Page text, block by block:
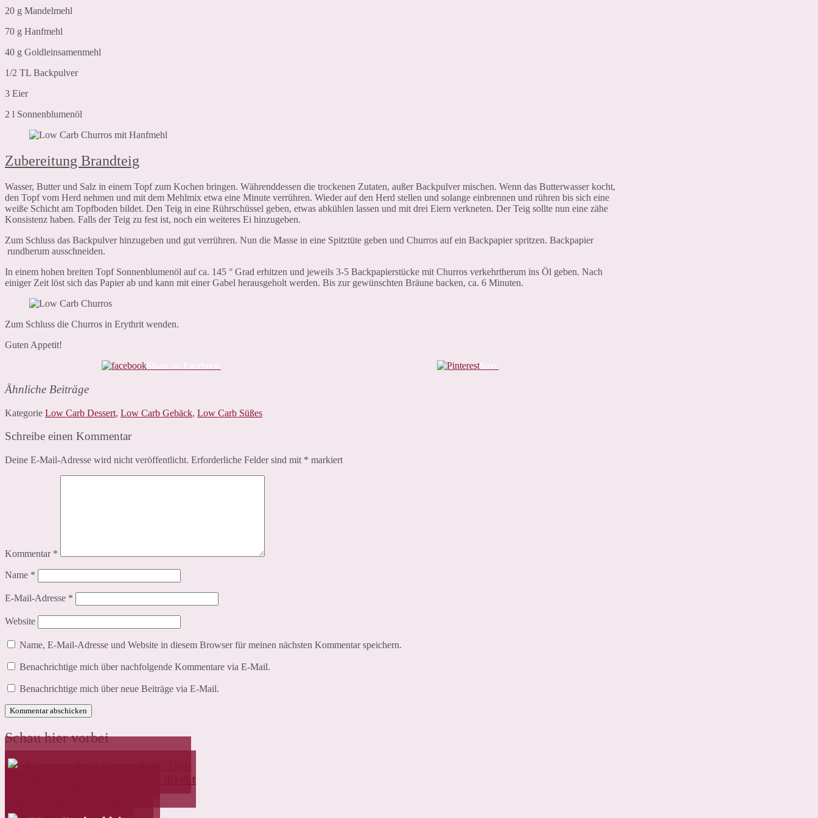
20 g Mandelmehl
70 g Hanfmehl
40 g Goldleinsamenmehl
1/2 TL Backpulver
3 Eier
2 l Sonnenblumenöl
Zubereitung Brandteig
Wasser, Butter und Salz in einem Topf zum Kochen bringen. Währenddessen die trockenen Zutaten, außer Backpulver mischen. Wenn das Butterwasser kocht,
den Topf vom Herd nehmen und mit dem Mehlmix etwa eine Minute verrühren. Wieder auf den Herd stellen und solange einbrennen und rühren bis sich eine
weiße Schicht am Topfboden bildet. Den Teig in eine Rührschüssel geben, etwas abkühlen lassen und mit drei Eiern verkneten. Der Teig sollte nun eine zähe
Konsistenz haben. Falls der Teig zu fest ist, noch ein weiteres Ei hinzugeben.
Zum Schluss das Backpulver hinzugeben und gut verrühren. Nun die Masse in eine Spitztüte geben und Churros auf ein Backpapier spritzen. Backpapier
rundherum ausschneiden.
In einem hohen breiten Topf Sonnenblumenöl auf ca. 145 ° Grad erhitzen und jeweils 3-5 Backpapierstücke mit Churros verkehrtherum ins Öl geben. Nach
einiger Zeit löst sich das Papier ab und kann mit einer Gabel herausgeholt werden. Bis zur gewünschten Bräune backen, ca. 6 Minuten.
Zum Schluss die Churros in Erythrit wenden.
Guten Appetit!
Share on Facebook
Ähnliche Beiträge
Kategorie Low Carb Dessert, Low Carb Gebäck, Low Carb Süßes
Schreibe einen Kommentar
Deine E-Mail-Adresse wird nicht veröffentlicht. Erforderliche Felder sind mit * markiert
Kommentar *
Name *
E-Mail-Adresse *
Website
Name, E-Mail-Adresse und Website in diesem Browser für meinen nächsten Kommentar speichern.
Benachrichtige mich über nachfolgende Kommentare via E-Mail.
Benachrichtige mich über neue Beiträge via E-Mail.
Schau hier vorbei
und Rezept mehr! Melde dich direkt